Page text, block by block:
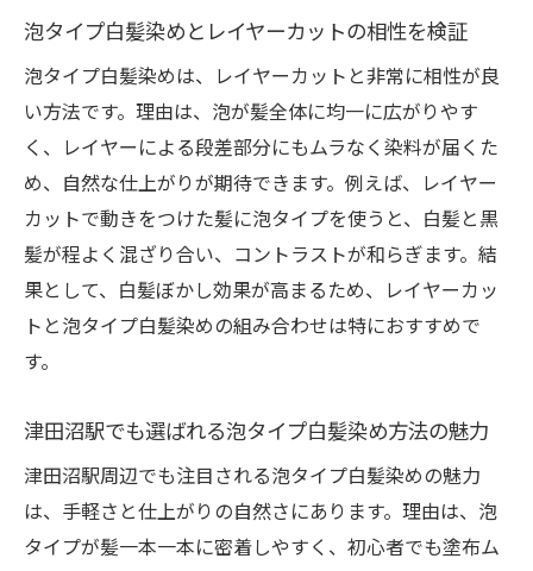
泡タイプ白髪染めとレイヤーカットの相性を検証
泡タイプ白髪染めは、レイヤーカットと非常に相性が良
い方法です。理由は、泡が髪全体に均一に広がりやす
く、レイヤーによる段差部分にもムラなく染料が届くた
め、自然な仕上がりが期待できます。例えば、レイヤー
カットで動きをつけた髪に泡タイプを使うと、白髪と黒
髪が程よく混ざり合い、コントラストが和らぎます。結
果として、白髪ぼかし効果が高まるため、レイヤーカッ
トと泡タイプ白髪染めの組み合わせは特におすすめで
す。
津田沼駅でも選ばれる泡タイプ白髪染め方法の魅力
津田沼駅周辺でも注目される泡タイプ白髪染めの魅力
は、手軽さと仕上がりの自然さにあります。理由は、泡
タイプが髪一本一本に密着しやすく、初心者でも塗布ム